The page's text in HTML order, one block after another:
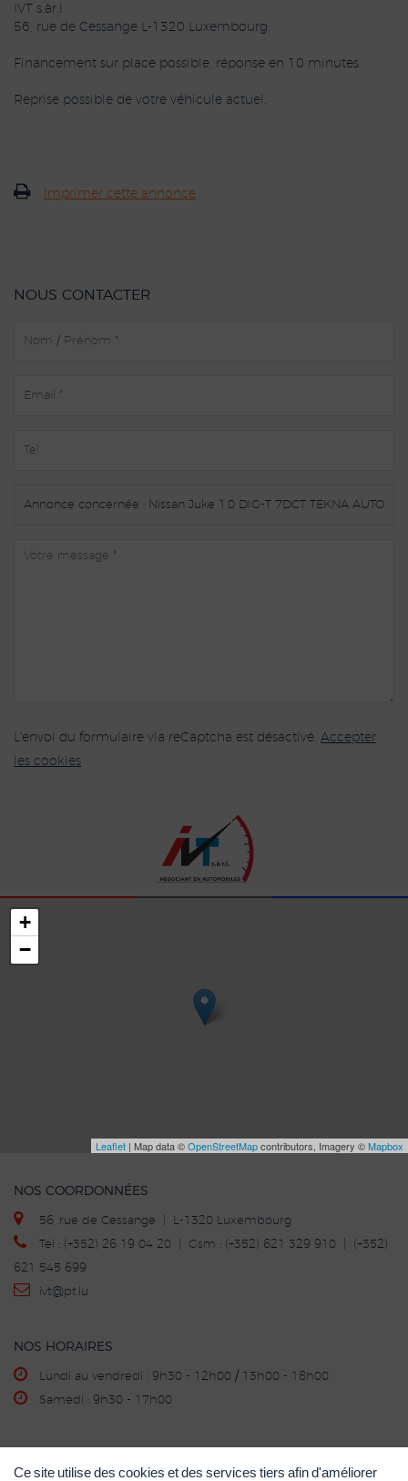
IVT s.àr.l
56, rue de Cessange L-1320 Luxembourg.
Financement sur place possible, réponse en 10 minutes.
Reprise possible de votre véhicule actuel.
Imprimer cette annonce
NOUS CONTACTER
L'envoi du formulaire via reCaptcha est désactivé. Accepter
les cookies
+
−
Leaflet | Map data ©OpenStreetMapcontributors, Imagery ©Mapbox
NOS COORDONNÉES
56, rue de Cessange | L-1320 Luxembourg
Tel : (+352) 26 19 04 20 | Gsm : (+352) 621 329 910 | (+352)
621 545 699
ivt@pt.lu
NOS HORAIRES
Lundi au vendredi : 9h30 - 12h00 / 13h00 - 18h00
Samedi : 9h30 - 17h00
Ce site utilise des cookies et des services tiers afin d'améliorer